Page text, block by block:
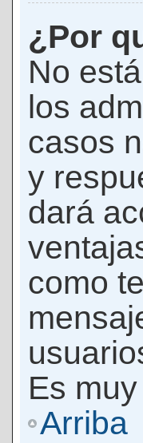
¿Por
No
los
casos
y
dará
como
Es
Arriba